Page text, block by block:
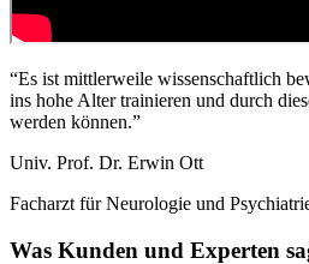
“Es ist mittlerweile wissenschaftlich
ins hohe Alter trainieren und durch
werden können.”
Univ. Prof. Dr. Erwin Ott
Facharzt für Neurologie und
Was Kunden und Experten